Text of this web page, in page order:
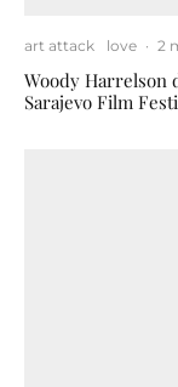
art attack love · 2
Woody Harrelson
Sarajevo Film